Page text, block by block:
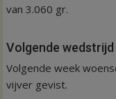
van 3.060 gr.
Volgende wedstrijd
Volgende week
vijver gevist.